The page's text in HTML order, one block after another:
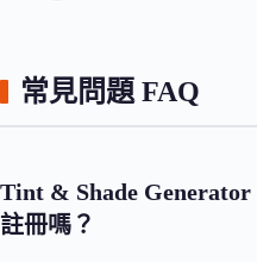
常見問題 FAQ
Tint & Shade
註冊嗎？